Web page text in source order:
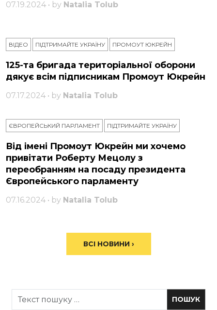
07.19.2024 • by Natalia Tolub
ВІДЕО ПІДТРИМАЙТЕ УКРАЇНУ ПРОМОУТ ЮКРЕЙН
125-та бригада територіальної оборони
дякує всім підписникам Промоут Юкрейн
07.17.2024 • by Natalia Tolub
ЄВРОПЕЙСЬКИЙ ПАРЛАМЕНТ ПІДТРИМАЙТЕ УКРАЇНУ
Від імені Промоут Юкрейн ми хочемо
привітати Роберту Мецолу з
переобранням на посаду президента
Європейського парламенту
07.16.2024 • by Natalia Tolub
ВСІ НОВИНИ ›